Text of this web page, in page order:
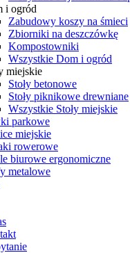
i ogród
Zabudowy koszy na śmieci
Zbiorniki na deszczówkę
Kompostowniki
Wszystkie Dom i ogród
miejskie
Stoły betonowe
Stoły piknikowe drewniane
Wszystkie Stoły miejskie
parkowe
miejskie
rowerowe
biurowe ergonomiczne
metalowe